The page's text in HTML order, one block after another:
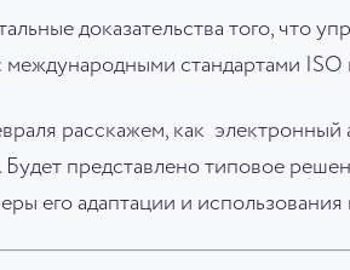
доказательства того, что
международными стандартами ISO
расскажем, как
Будет представлено типовое
его адаптации и использования